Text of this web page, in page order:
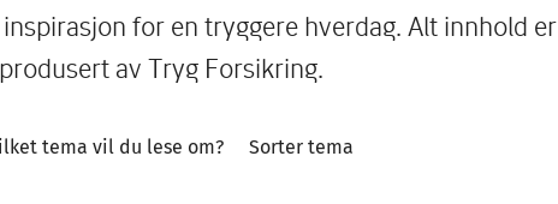
for en tryggere hverdag. Alt innhold er
produsert av Tryg Forsikring.
tema vil du lese om? Sorter tema